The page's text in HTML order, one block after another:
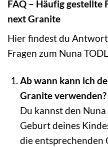
FAQ – Häufig gestellte
next Granite
Hier findest du
Fragen zum Nuna
Ab wann kann ich
Granite verwenden?
Du kannst den
Geburt deines
die